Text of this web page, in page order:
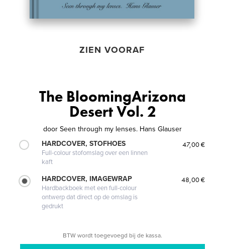
ZIEN VOORAF
The BloomingArizona
Desert Vol. 2
door Seen through my lenses. Hans Glauser
HARDCOVER, STOFHOES
Full-colour stofomslag over een linnen
kaft
47,00 €
HARDCOVER, IMAGEWRAP
Hardbackboek met een full-colour
ontwerp dat direct op de omslag is
gedrukt
48,00 €
BTW wordt toegevoegd bij de kassa.